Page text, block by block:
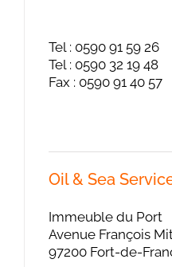
Tel : 0590 91 59 26
Tel : 0590 32 19 48
Fax : 0590 91 40 57
Oil & Sea
Immeuble du Port
Avenue François
97200 Fort-de-